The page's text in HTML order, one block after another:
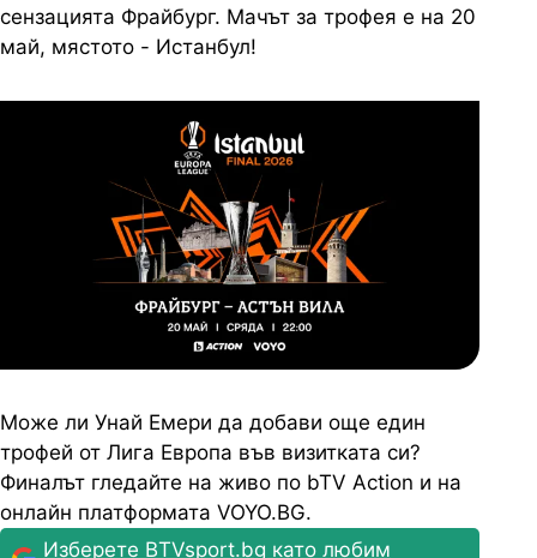
сензацията Фрайбург. Мачът за трофея е на 20
май, мястото - Истанбул!
Може ли Унай Емери да добави още един
трофей от Лига Европа във визитката си?
Финалът гледайте на живо по bTV Action и на
онлайн платформата VOYO.BG.
Изберете BTVsport.bg като любим